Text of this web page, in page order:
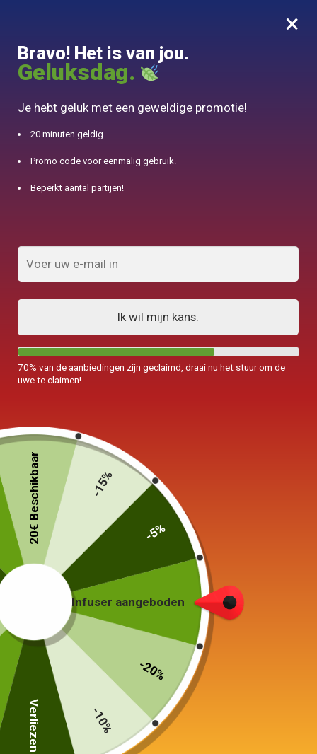
0
10% aangeboden voor 50€ aankopen met DJINN-code10
Stalen Scandinavische theepot met
Infuser 1.8L
In winkelwagen
×
Bravo! Het is van jou.
Geluksdag.
Je hebt geluk met een geweldige promotie!
20 minuten geldig.
Promo code voor eenmalig gebruik.
Beperkt aantal partijen!
Ik wil mijn kans.
70% van de aanbiedingen zijn geclaimd, draai nu het stuur om de
uwe te claimen!
Infuser aangeboden
-20%
-10%
Verliezen
20€ Beschikbaar -15%
-5%